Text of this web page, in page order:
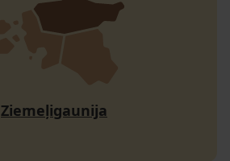
Ziemeļigaunija